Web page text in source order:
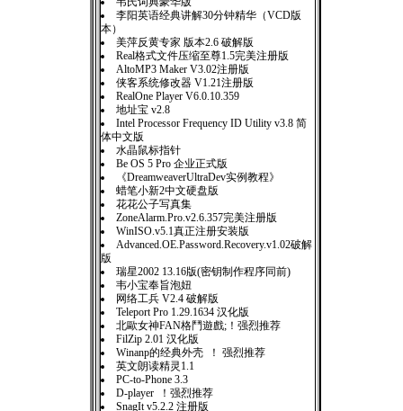
李阳英语经典讲解30分钟精华（VCD版
本）
美萍反黄专家 版本2.6 破解版
Real格式文件压缩至尊1.5完美注册版
AltoMP3 Maker V3.02注册版
侠客系统修改器 V1.21注册版
RealOne Player V6.0.10.359
地址宝 v2.8
Intel Processor Frequency ID Utility v3.8 简
体中文版
水晶鼠标指针
Be OS 5 Pro 企业正式版
《DreamweaverUltraDev实例教程》
蜡笔小新2中文硬盘版
花花公子写真集
ZoneAlarm.Pro.v2.6.357完美注册版
WinISO.v5.1真正注册安装版
Advanced.OE.Password.Recovery.v1.02破解
版
瑞星2002 13.16版(密钥制作程序同前)
韦小宝奉旨泡妞
网络工兵 V2.4 破解版
Teleport Pro 1.29.1634 汉化版
北歐女神FAN格鬥遊戲;！强烈推荐
FilZip 2.01 汉化版
Winanp的经典外壳 ！ 强烈推荐
英文朗读精灵1.1
PC-to-Phone 3.3
D-player ！强烈推荐
SnagIt v5.2.2 注册版